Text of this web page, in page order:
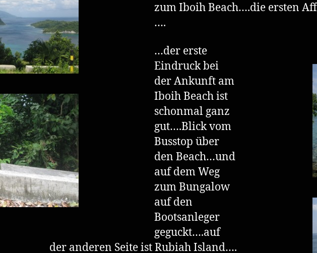
zum Iboih Beach….die ersten
….
…der erste
Eindruck bei
der Ankunft am
Iboih Beach ist
schonmal ganz
gut….Blick vom
Busstop über
den Beach…und
auf dem Weg
zum Bungalow
auf den
Bootsanleger
geguckt….auf
der anderen Seite ist Rubiah Island….